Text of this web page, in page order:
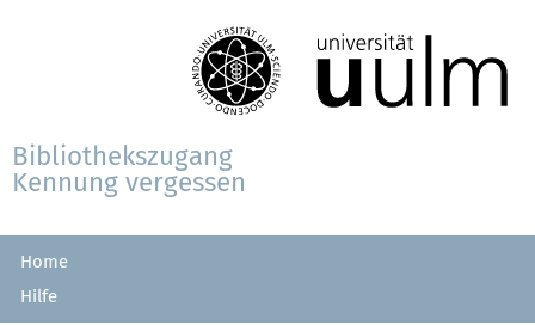
Bibliothekszugang
Kennung vergessen
Home
Hilfe